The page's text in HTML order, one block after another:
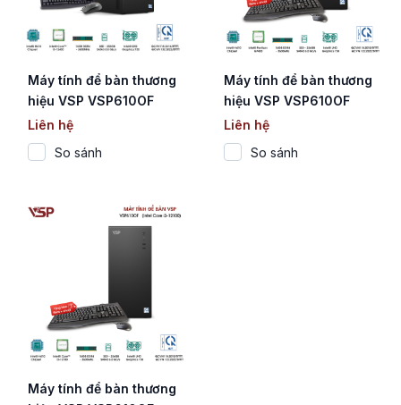
Máy tính để bàn thương
hiệu VSP VSP610OF
(Core i5-12400)
Liên hệ
So sánh
Máy tính để bàn thương
hiệu VSP VSP610OF
(CPU Intel Pentium
Gold G7400)
Liên hệ
So sánh
Máy tính để bàn thương